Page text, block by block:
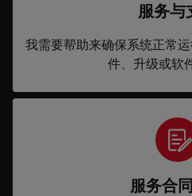
服务与
我需要帮助来确保系统正常
件、升级或软
服务合